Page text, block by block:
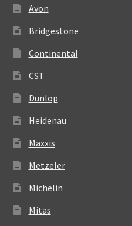
Avon
Bridgestone
Continental
CST
Dunlop
Heidenau
Maxxis
Metzeler
Michelin
Mitas